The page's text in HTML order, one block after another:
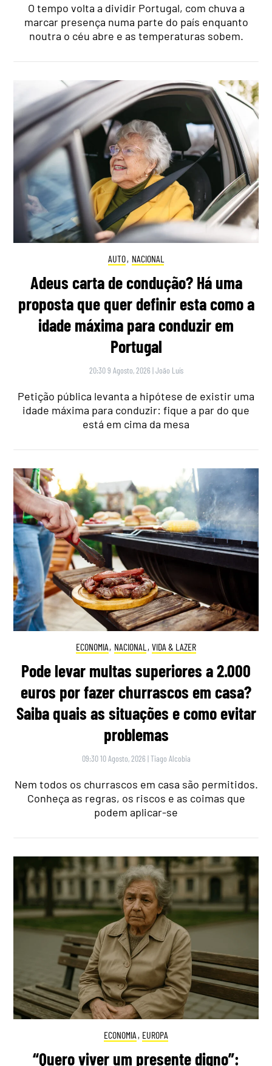
O tempo volta a dividir Portugal, com chuva a
marcar presença numa parte do país enquanto
noutra o céu abre e as temperaturas sobem.
AUTO, NACIONAL
Adeus carta de condução? Há uma
proposta que quer definir esta como a
idade máxima para conduzir em
Portugal
20:30 9 Agosto, 2026 |João Luís
Petição pública levanta a hipótese de existir uma
idade máxima para conduzir: fique a par do que
está em cima da mesa
ECONOMIA, NACIONAL , VIDA & LAZER
Pode levar multas superiores a 2.000
euros por fazer churrascos em casa?
Saiba quais as situações e como evitar
problemas
09:30 10 Agosto, 2026 |Tiago Alcobia
Nem todos os churrascos em casa são permitidos.
Conheça as regras, os riscos e as coimas que
podem aplicar-se
ECONOMIA , EUROPA
“Quero viver um presente digno”: